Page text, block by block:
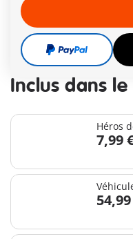
86,95 € 73,91 €
TVA incluseplus frais d´expédition
Inclus dans le
Héros
7,99